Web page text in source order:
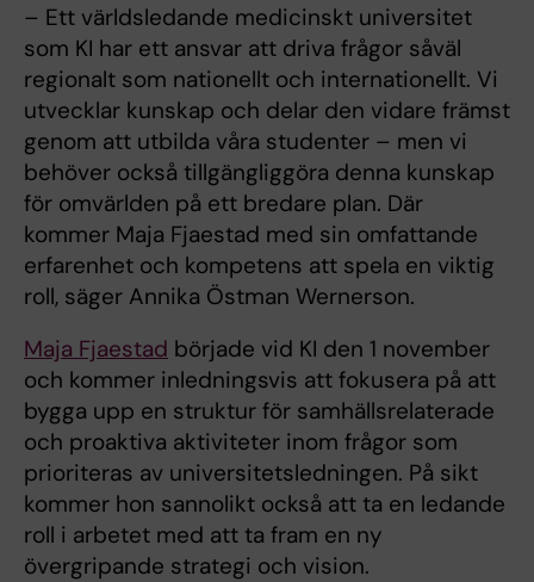
– Ett världsledande medicinskt universitet
som KI har ett ansvar att driva frågor såväl
regionalt som nationellt och internationellt. Vi
utvecklar kunskap och delar den vidare främst
genom att utbilda våra studenter – men vi
behöver också tillgängliggöra denna kunskap
för omvärlden på ett bredare plan. Där
kommer Maja Fjaestad med sin omfattande
erfarenhet och kompetens att spela en viktig
roll, säger Annika Östman Wernerson.
Maja Fjaestad började vid KI den 1 november
och kommer inledningsvis att fokusera på att
bygga upp en struktur för samhällsrelaterade
och proaktiva aktiviteter inom frågor som
prioriteras av universitetsledningen. På sikt
kommer hon sannolikt också att ta en ledande
roll i arbetet med att ta fram en ny
övergripande strategi och vision.